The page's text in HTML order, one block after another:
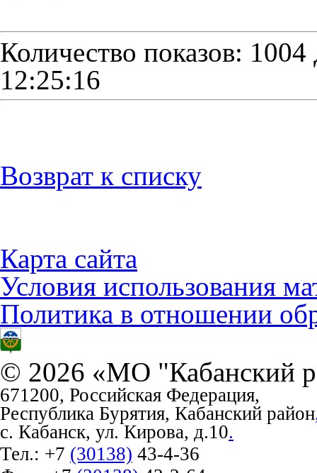
Количество показов: 1004
12:25:16
Возврат к списку
Карта сайта
Условия использования
Политика в отношении
© 2026 «МО "Кабанский
671200, Российская Федерация,
Республика Бурятия, Кабанский район
с. Кабанск, ул. Кирова, д.10.
Тел.: +7 (30138) 43-4-36